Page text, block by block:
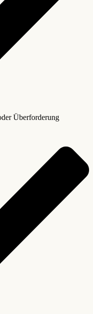
Überforderung